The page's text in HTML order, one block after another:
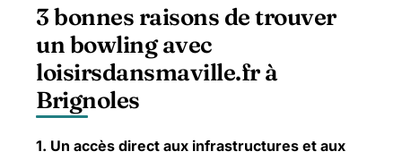
3 bonnes raisons de trouver
un bowling avec
loisirsdansmaville.fr à
Brignoles
1. Un accès direct aux infrastructures et aux